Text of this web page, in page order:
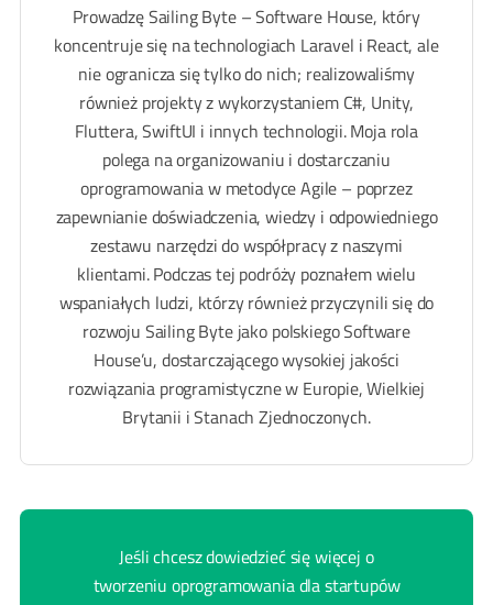
Jeśli chcesz dowiedzieć się więcej o
tworzeniu oprogramowania dla startupów
Prowadzę Sailing Byte – Software House, który
koncentruje się na technologiach Laravel i React, ale
nie ogranicza się tylko do nich; realizowaliśmy
również projekty z wykorzystaniem C#, Unity,
Fluttera, SwiftUI i innych technologii. Moja rola
polega na organizowaniu i dostarczaniu
oprogramowania w metodyce Agile – poprzez
zapewnianie doświadczenia, wiedzy i odpowiedniego
zestawu narzędzi do współpracy z naszymi
klientami. Podczas tej podróży poznałem wielu
wspaniałych ludzi, którzy również przyczynili się do
rozwoju Sailing Byte jako polskiego Software
House’u, dostarczającego wysokiej jakości
rozwiązania programistyczne w Europie, Wielkiej
Brytanii i Stanach Zjednoczonych.